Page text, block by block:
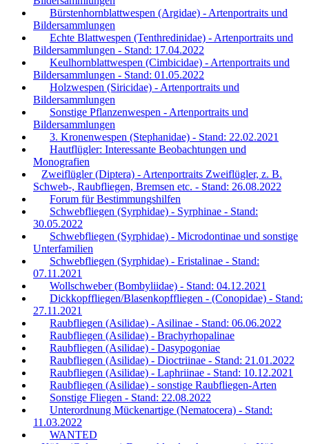
Bürstenhornblattwespen (Argidae) - Artenportraits und
Bildersammlungen
Echte Blattwespen (Tenthredinidae) - Artenportraits und
Bildersammlungen - Stand: 17.04.2022
Keulhornblattwespen (Cimbicidae) - Artenportraits und
Bildersammlungen - Stand: 01.05.2022
Holzwespen (Siricidae) - Artenportraits und
Bildersammlungen
Sonstige Pflanzenwespen - Artenportraits und
Bildersammlungen
3. Kronenwespen (Stephanidae) - Stand: 22.02.2021
Hautflügler: Interessante Beobachtungen und
Monografien
Zweiflügler (Diptera) - Artenportraits Zweiflügler, z. B.
Schweb-, Raubfliegen, Bremsen etc. - Stand: 26.08.2022
Forum für Bestimmungshilfen
Schwebfliegen (Syrphidae) - Syrphinae - Stand:
30.05.2022
Schwebfliegen (Syrphidae) - Microdontinae und sonstige
Unterfamilien
Schwebfliegen (Syrphidae) - Eristalinae - Stand:
07.11.2021
Wollschweber (Bombyliidae) - Stand: 04.12.2021
Dickkopffliegen/Blasenkopffliegen - (Conopidae) - Stand:
27.11.2021
Raubfliegen (Asilidae) - Asilinae - Stand: 06.06.2022
Raubfliegen (Asilidae) - Brachyrhopalinae
Raubfliegen (Asilidae) - Dasypogoniae
Raubfliegen (Asilidae) - Dioctriinae - Stand: 21.01.2022
Raubfliegen (Asilidae) - Laphriinae - Stand: 10.12.2021
Raubfliegen (Asilidae) - sonstige Raubfliegen-Arten
Sonstige Fliegen - Stand: 22.08.2022
Unterordnung Mückenartige (Nematocera) - Stand:
11.03.2022
WANTED